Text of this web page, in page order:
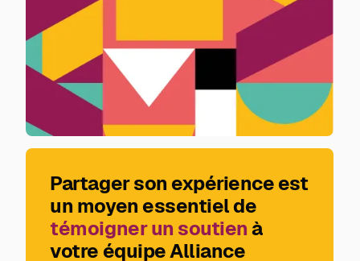
Partager son expérience est
un moyen essentiel de
témoigner un soutien à
votre équipe Alliance